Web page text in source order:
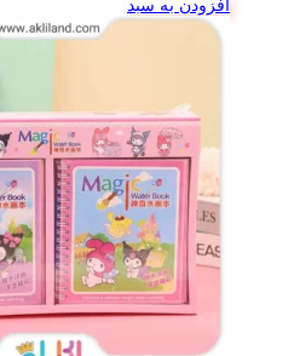
افزودن به سبد